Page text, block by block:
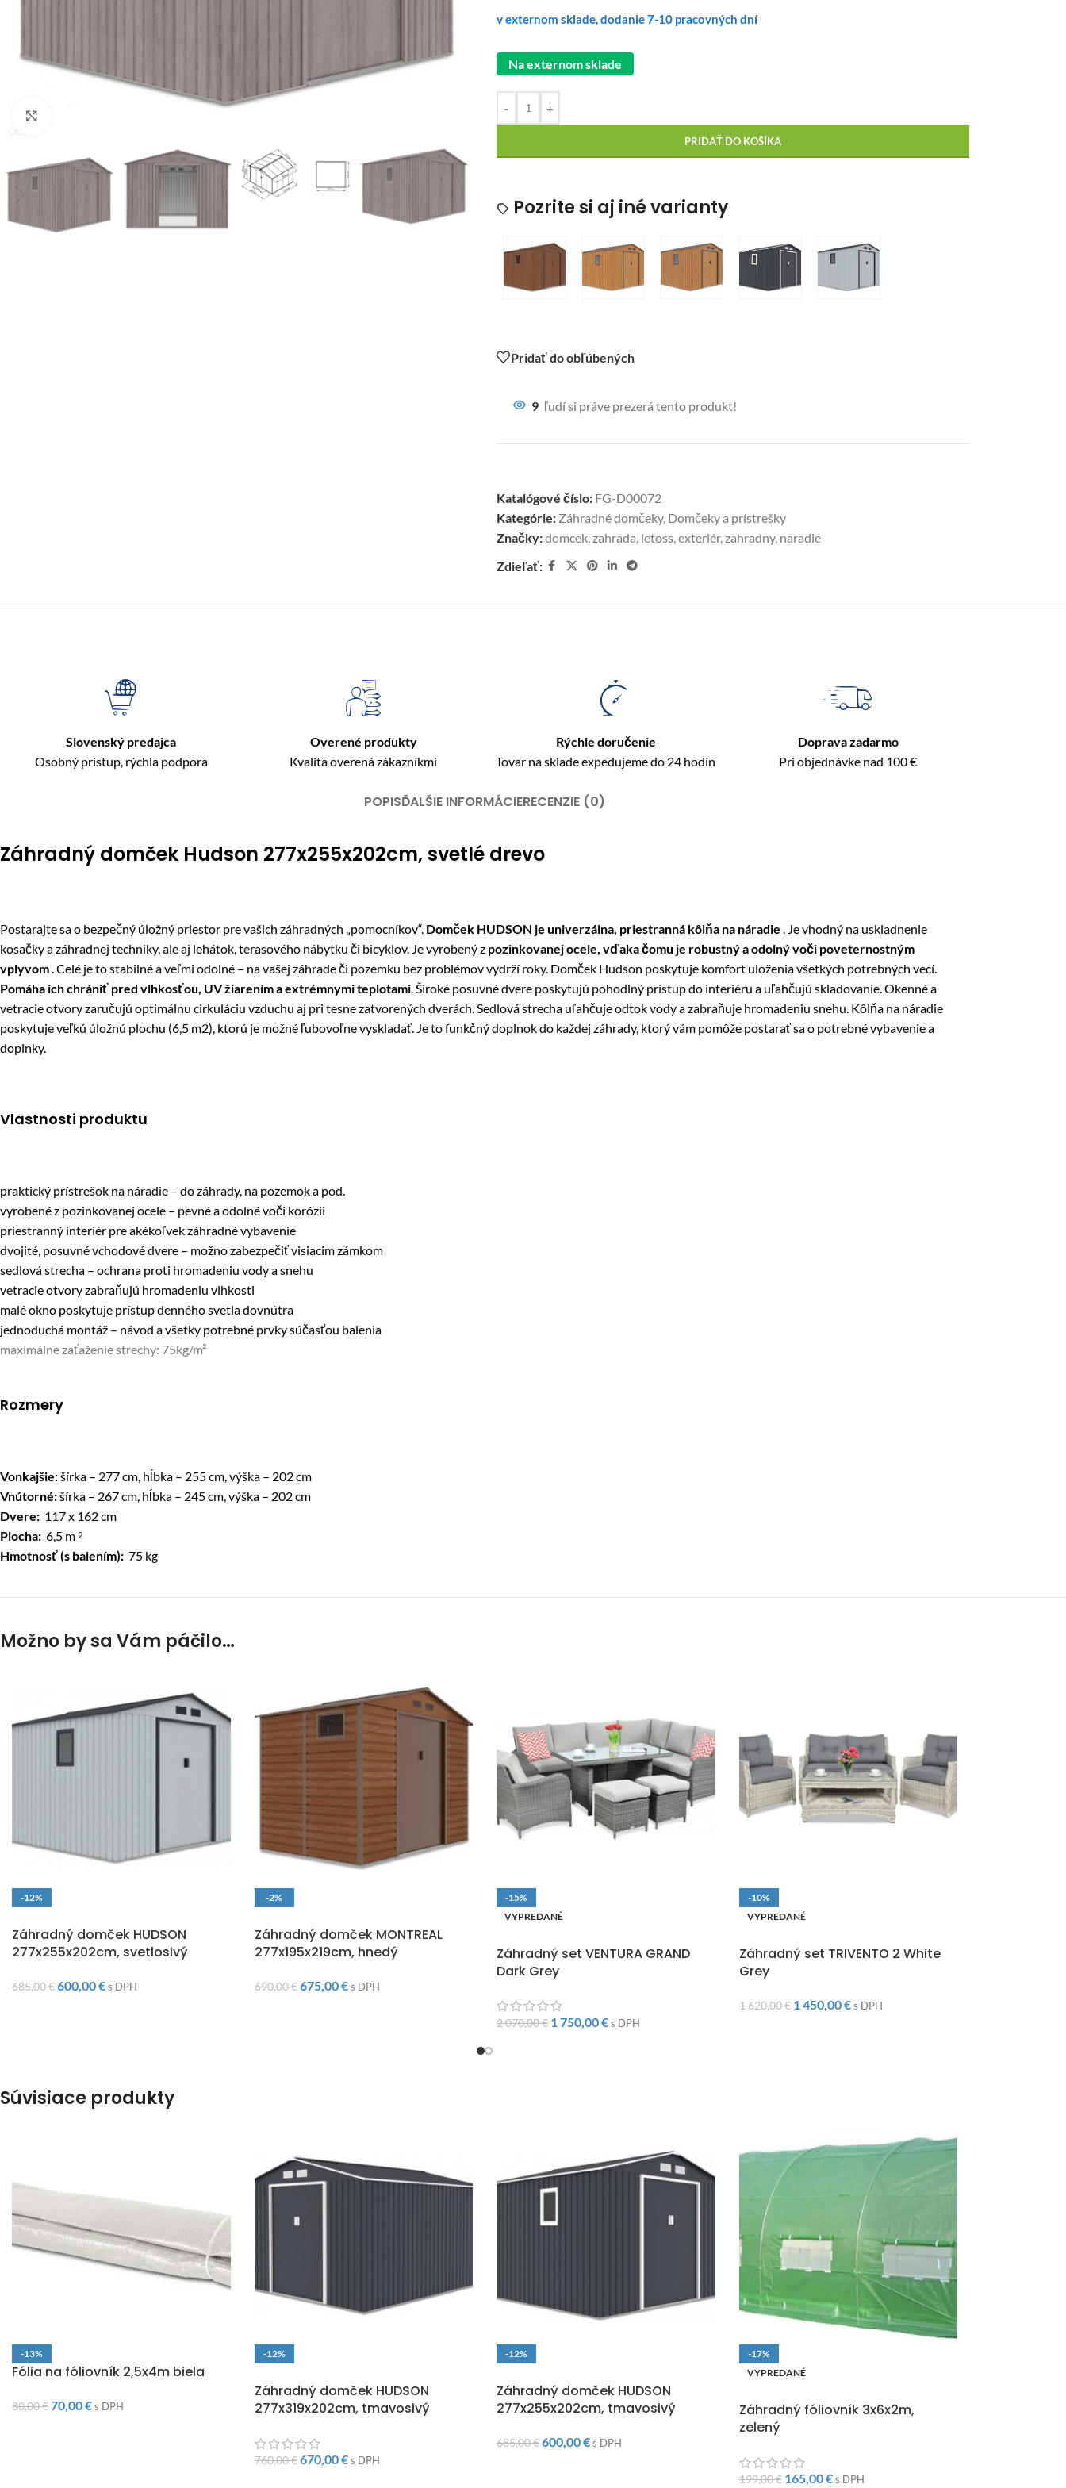
v externom sklade, dodanie 7-10 pracovných dní
Na externom sklade
- +
PRIDAŤ DO KOŠÍKA
Pozrite si aj iné varianty
Pridať do obľúbených
9 ľudí si práve prezerá tento produkt!
Katalógové číslo: FG-D00072
Kategórie: Záhradné domčeky, Domčeky a prístrešky
Značky:domcek,zahrada, letoss,exteriér,zahradny, naradie
Zdieľať:
Slovenský predajca
Osobný prístup, rýchla podpora
Overené produkty
Kvalita overená zákazníkmi
Rýchle doručenie
Tovar na sklade expedujeme do 24 hodín
Doprava zadarmo
Pri objednávke nad 100 €
POPISĎALŠIE INFORMÁCIERECENZIE (0)
Záhradný domček Hudson 277x255x202cm, svetlé drevo
Postarajte sa o bezpečný úložný priestor pre vašich záhradných „pomocníkov“. Domček HUDSON je univerzálna, priestranná kôlňa na náradie . Je vhodný na uskladnenie
kosačky a záhradnej techniky, ale aj lehátok, terasového nábytku či bicyklov. Je vyrobený z pozinkovanej ocele, vďaka čomu je robustný a odolný voči poveternostným
vplyvom. Celé je to stabilné a veľmi odolné – na vašej záhrade či pozemku bez problémov vydrží roky. Domček Hudson poskytuje komfort uloženia všetkých potrebných vecí.
Pomáha ich chrániť pred vlhkosťou, UV žiarením a extrémnymi teplotami. Široké posuvné dvere poskytujú pohodlný prístup do interiéru a uľahčujú skladovanie. Okenné a
vetracie otvory zaručujú optimálnu cirkuláciu vzduchu aj pri tesne zatvorených dverách. Sedlová strecha uľahčuje odtok vody a zabraňuje hromadeniu snehu. Kôlňa na náradie
poskytuje veľkú úložnú plochu (6,5 m2), ktorú je možné ľubovoľne vyskladať. Je to funkčný doplnok do každej záhrady, ktorý vám pomôže postarať sa o potrebné vybavenie a
doplnky.
Vlastnosti produktu
praktický prístrešok na náradie – do záhrady, na pozemok a pod.
vyrobené z pozinkovanej ocele – pevné a odolné voči korózii
priestranný interiér pre akékoľvek záhradné vybavenie
dvojité, posuvné vchodové dvere – možno zabezpečiť visiacim zámkom
sedlová strecha – ochrana proti hromadeniu vody a snehu
vetracie otvory zabraňujú hromadeniu vlhkosti
malé okno poskytuje prístup denného svetla dovnútra
jednoduchá montáž – návod a všetky potrebné prvky súčasťou balenia
maximálne zaťaženie strechy: 75kg/m²
Rozmery
Vonkajšie:šírka – 277 cm, hĺbka – 255 cm, výška – 202 cm
Vnútorné:šírka – 267 cm, hĺbka – 245 cm, výška – 202 cm
Dvere: 117 x 162 cm
Plocha: 6,5 m 2
Hmotnosť (s balením): 75 kg
Možno by sa Vám páčilo…
-12%
Záhradný domček HUDSON
277x255x202cm, svetlosivý
685,00€600,00€s DPH
-2%
Záhradný domček MONTREAL
277x195x219cm, hnedý
690,00€ 675,00€ s DPH
-15%
VYPREDANÉ
Záhradný set VENTURA GRAND
Dark Grey
2 070,00€ 1 750,00€s DPH
-10%
VYPREDANÉ
Záhradný set TRIVENTO 2 White
Grey
1 620,00€ 1 450,00€ s DPH
Súvisiace produkty
-13%
Fólia na fóliovník 2,5x4m biela
80,00€70,00€s DPH
-12%
Záhradný domček HUDSON
277x319x202cm, tmavosivý
760,00€ 670,00€ s DPH
-12%
Záhradný domček HUDSON
277x255x202cm, tmavosivý
685,00€600,00€s DPH
-17%
VYPREDANÉ
Záhradný fóliovník 3x6x2m,
zelený
199,00€ 165,00€ s DPH